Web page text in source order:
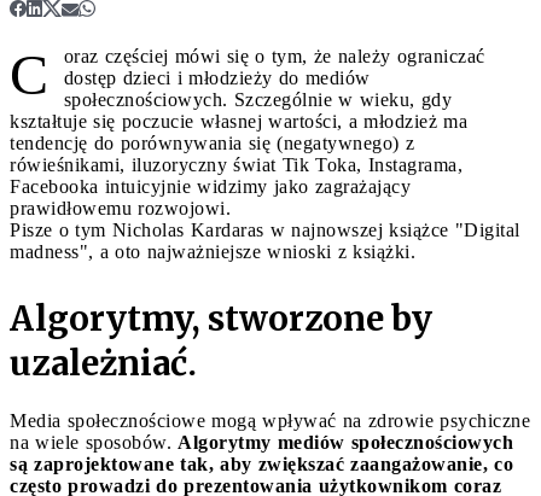
C
oraz częściej mówi się o tym, że należy ograniczać
dostęp dzieci i młodzieży do mediów
społecznościowych. Szczególnie w wieku, gdy
kształtuje się poczucie własnej wartości, a młodzież ma
tendencję do porównywania się (negatywnego) z
rówieśnikami, iluzoryczny świat Tik Toka, Instagrama,
Facebooka intuicyjnie widzimy jako zagrażający
prawidłowemu rozwojowi.
Pisze o tym Nicholas Kardaras w najnowszej książce "Digital
madness", a oto najważniejsze wnioski z książki.
Algorytmy, stworzone by
uzależniać.
Media społecznościowe mogą wpływać na zdrowie psychiczne
na wiele sposobów. Algorytmy mediów społecznościowych
są zaprojektowane tak, aby zwiększać zaangażowanie, co
często prowadzi do prezentowania użytkownikom coraz